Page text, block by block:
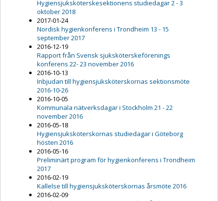
Hygiensjuksköterskesektionens studiedagar 2 - 3
oktober 2018
2017-01-24
Nordisk hygienkonferens i Trondheim 13 - 15
september 2017
2016-12-19
Rapport från Svensk sjuksköterskeförenings
konferens 22- 23 november 2016
2016-10-13
Inbjudan till hygiensjuksköterskornas sektionsmöte
2016-10-26
2016-10-05
Kommunala nätverksdagar i Stockholm 21 - 22
november 2016
2016-05-18
Hygiensjuksköterskornas studiedagar i Göteborg
hösten 2016
2016-05-16
Preliminärt program för hygienkonferens i Trondheim
2017
2016-02-19
Kallelse till hygiensjuksköterskornas årsmöte 2016
2016-02-09